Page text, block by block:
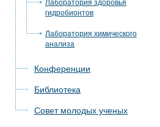
Лаборатория здоровья
гидробионтов
Лаборатория химического
анализа
Конференции
Библиотека
Совет молодых ученых